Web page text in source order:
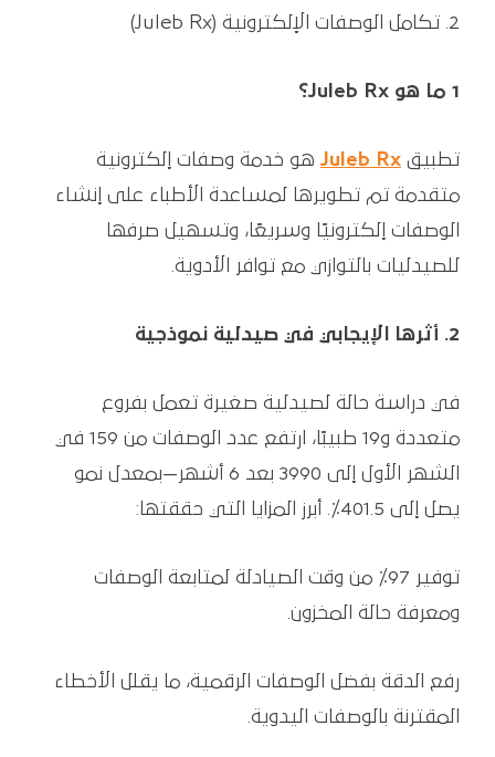
تكامل الوصفات الإلكترونية (Juleb Rx)
1 ما هو Juleb Rx؟
تطبيق Juleb Rx هو خدمة وصفات إلكترونية
متقدمة تم تطويرها لمساعدة الأطباء على إنشاء
الوصفات إلكترونيًا وسريعًا، وتسهيل صرفها
للصيدليات بالتوازي مع توافر الأدوية.
2. أثرها الإيجابي في صيدلية نموذجية
في دراسة حالة لصيدلية صغيرة تعمل بفروع
متعددة و19 طبيبًا، ارتفع عدد الوصفات من 159 في
الشهر الأول إلى 3990 بعد 6 أشهر—بمعدل نمو
يصل إلى 401.5٪. أبرز المزايا التي حققتها:
توفير 97٪ من وقت الصيادلة لمتابعة الوصفات
ومعرفة حالة المخزون.
رفع الدقة بفضل الوصفات الرقمية، ما يقلل الأخطاء
المقترنة بالوصفات اليدوية.